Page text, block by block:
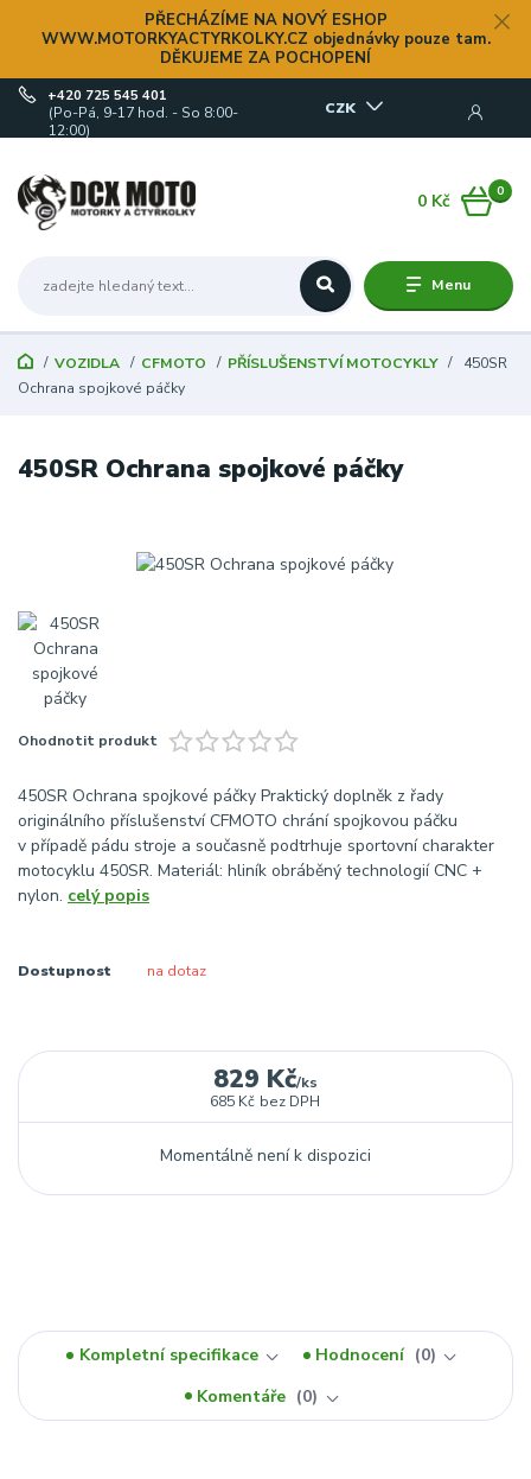
PŘECHÁZÍME NA NOVÝ ESHOP
WWW.MOTORKYACTYRKOLKY.CZ objednávky pouze tam.
DĚKUJEME ZA POCHOPENÍ
Menu
CZK
+420 725 545 401
(Po-Pá, 9-17 hod. - So 8:00-
12:00)
0
0 Kč
VOZIDLA CFMOTO PŘÍSLUŠENSTVÍ MOTOCYKLY
450SR
Ochrana spojkové páčky
450SR Ochrana spojkové páčky
Ohodnotit produkt
450SR Ochrana spojkové páčky Praktický doplněk z řady
originálního příslušenství CFMOTO chrání spojkovou páčku
v případě pádu stroje a současně podtrhuje sportovní charakter
motocyklu 450SR. Materiál: hliník obráběný technologií CNC +
nylon. celý popis
Dostupnost na dotaz
829 Kč/ks
685 Kč bez DPH
Momentálně není k dispozici
Kompletní specifikace Hodnocení
0
Komentáře
0